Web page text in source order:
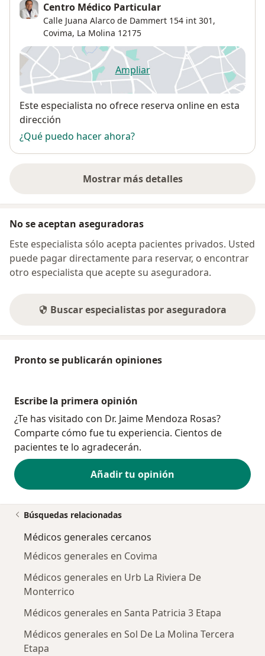
Centro Médico Particular
Calle Juana Alarco de Dammert 154 int 301,
Covima, La Molina 12175
Ampliarse abre en una nueva
Disponibilidad
Este especialista no ofrece reserva online en esta
dirección
¿Qué puedo hacer ahora?
Mostrar más detalles
sobre la dirección
No se aceptan aseguradoras
Este especialista sólo acepta pacientes privados. Usted
puede pagar directamente para reservar, o encontrar
otro especialista que acepte su aseguradora.
Buscar especialistas por aseguradora
Pronto se publicarán opiniones
Escribe la primera opinión
¿Te has visitado con Dr. Jaime Mendoza Rosas?
Comparte cómo fue tu experiencia. Cientos de
pacientes te lo agradecerán.
Añadir tu opinión
Búsquedas relacionadas
Médicos generales cercanos
Médicos generales en Covima
Médicos generales en Urb La Riviera De
Monterrico
Médicos generales en Santa Patricia 3 Etapa
Médicos generales en Sol De La Molina Tercera
Etapa